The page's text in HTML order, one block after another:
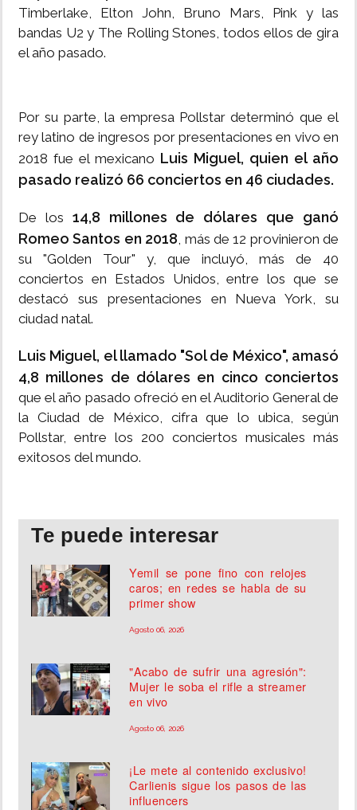
Timberlake, Elton John, Bruno Mars, Pink y las
bandas U2 y The Rolling Stones, todos ellos de gira
el año pasado.
Por su parte, la empresa Pollstar determinó que el
rey latino de ingresos por presentaciones en vivo en
2018 fue el mexicano Luis Miguel, quien el año
pasado realizó 66 conciertos en 46 ciudades.
De los 14,8 millones de dólares que ganó
Romeo Santos en 2018, más de 12 provinieron de
su "Golden Tour" y, que incluyó, más de 40
conciertos en Estados Unidos, entre los que se
destacó sus presentaciones en Nueva York, su
ciudad natal.
Luis Miguel, el llamado "Sol de México", amasó
4,8 millones de dólares en cinco conciertos
que el año pasado ofreció en el Auditorio General de
la Ciudad de México, cifra que lo ubica, según
Pollstar, entre los 200 conciertos musicales más
exitosos del mundo.
Te puede interesar
Yemil se pone fino con relojes
caros; en redes se habla de su
primer show
Agosto 06, 2026
"Acabo de sufrir una agresión":
Mujer le soba el rifle a streamer
en vivo
Agosto 06, 2026
¡Le mete al contenido exclusivo!
Carlienis sigue los pasos de las
influencers